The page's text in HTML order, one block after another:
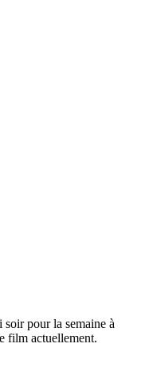
pour la semaine à
film actuellement.